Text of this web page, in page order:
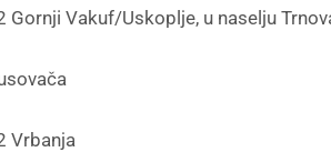
Gornji Vakuf/Uskoplje, u naselju
Vrbanja